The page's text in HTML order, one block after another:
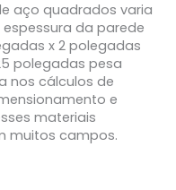
aço quadrados varia
da parede
x 2 polegadas
polegadas pesa
nos cálculos de
e
materiais
muitos campos.